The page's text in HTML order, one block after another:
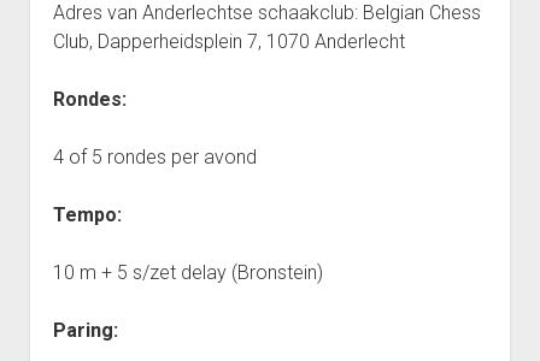
Interclub afdeling 5K 2013 – 2014
Punten Afdeling 5K 2013-2014
Reeks 2B 2013 – 2014
Punten Reeks 2A
Adres van Anderlechtse schaakclub: Belgian Chess
Club, Dapperheidsplein 7, 1070 Anderlecht
Rondes:
4 of 5 rondes per avond
Tempo:
10 m + 5 s/zet delay (Bronstein)
Paring: